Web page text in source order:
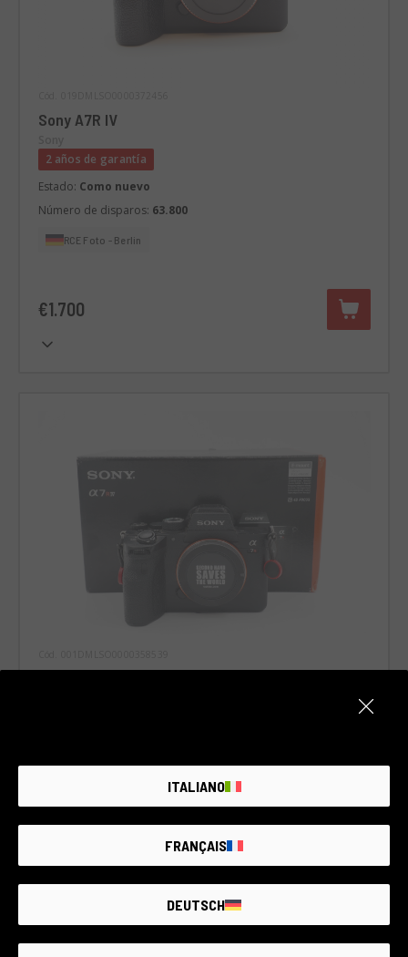
Sony A7R IV
2 años de garantía
Estado: Como nuevo
Número de disparos: 63.800
RCE Foto - Berlin
€1.700
Número de disparos:12.250
€1.700
ITALIANO
FRANÇAIS
DEUTSCH